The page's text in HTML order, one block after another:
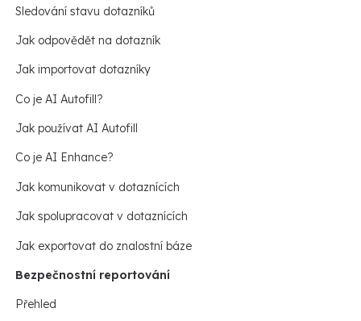
Sledování stavu dotazníků
Jak odpovědět na dotazník
Jak importovat dotazníky
Co je AI Autofill?
Jak používat AI Autofill
Co je AI Enhance?
Jak komunikovat v dotaznících
Jak spolupracovat v dotaznících
Jak exportovat do znalostní báze
Bezpečnostní reportování
Přehled